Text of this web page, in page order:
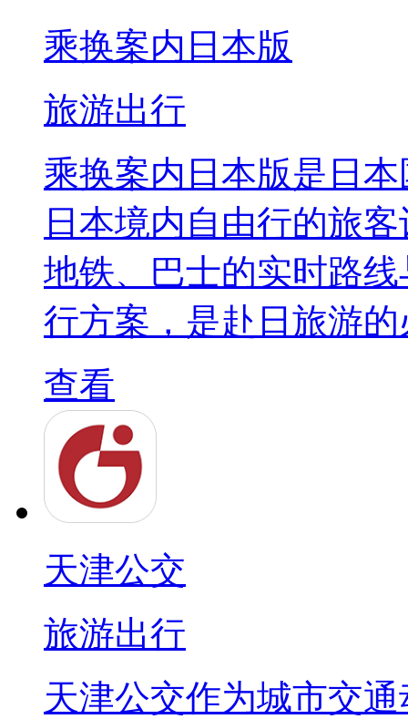
乘换案内日本版
旅游出行
乘换案内日本版是日
日本境内自由行的旅
地铁、巴士的实时路
行方案，是赴日旅游
查看
天津公交
旅游出行
天津公交作为城市交